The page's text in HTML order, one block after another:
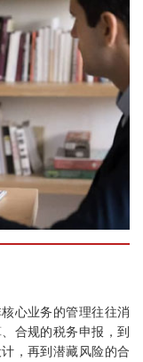
心业务的管理往往消
合规的税务申报，到
，再到潜藏风险的合